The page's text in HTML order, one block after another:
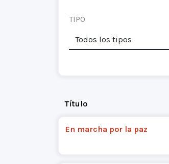
TIPO
Título
En marcha por la paz